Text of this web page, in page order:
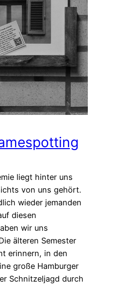
liegt hinter uns
von uns gehört.
wieder jemanden
diesen
wir uns
älteren Semester
erinnern, in den
große Hamburger
Schnitzeljagd durch